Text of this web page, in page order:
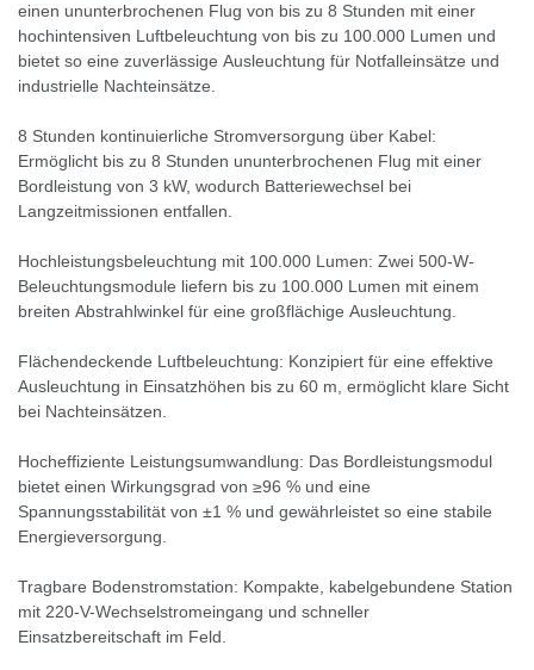
einen ununterbrochenen Flug von bis zu 8 Stunden mit einer
hochintensiven Luftbeleuchtung von bis zu 100.000 Lumen und
bietet so eine zuverlässige Ausleuchtung für Notfalleinsätze und
industrielle Nachteinsätze.
8 Stunden kontinuierliche Stromversorgung über Kabel:
Ermöglicht bis zu 8 Stunden ununterbrochenen Flug mit einer
Bordleistung von 3 kW, wodurch Batteriewechsel bei
Langzeitmissionen entfallen.
Hochleistungsbeleuchtung mit 100.000 Lumen: Zwei 500-W-
Beleuchtungsmodule liefern bis zu 100.000 Lumen mit einem
breiten Abstrahlwinkel für eine großflächige Ausleuchtung.
Flächendeckende Luftbeleuchtung: Konzipiert für eine effektive
Ausleuchtung in Einsatzhöhen bis zu 60 m, ermöglicht klare Sicht
bei Nachteinsätzen.
Hocheffiziente Leistungsumwandlung: Das Bordleistungsmodul
bietet einen Wirkungsgrad von ≥96 % und eine
Spannungsstabilität von ±1 % und gewährleistet so eine stabile
Energieversorgung.
Tragbare Bodenstromstation: Kompakte, kabelgebundene Station
mit 220-V-Wechselstromeingang und schneller
Einsatzbereitschaft im Feld.